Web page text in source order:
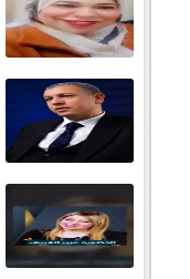
لتكريم...